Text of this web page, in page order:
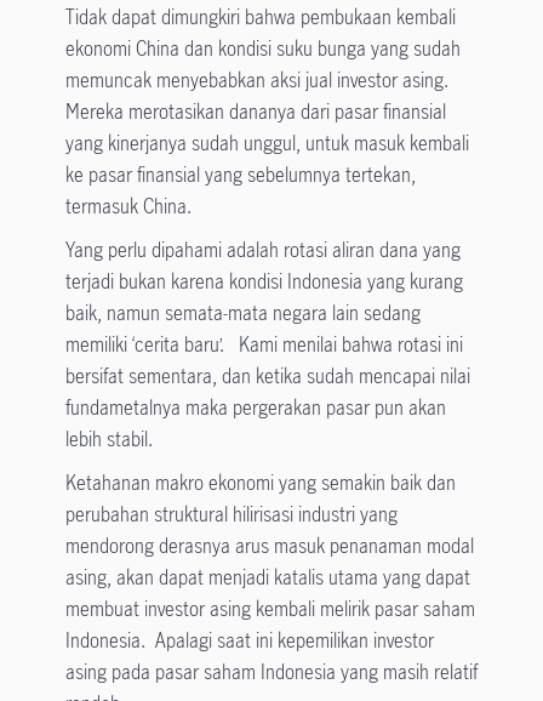
Tidak dapat dimungkiri bahwa pembukaan kembali
ekonomi China dan kondisi suku bunga yang sudah
memuncak menyebabkan aksi jual investor asing.
Mereka merotasikan dananya dari pasar finansial
yang kinerjanya sudah unggul, untuk masuk kembali
ke pasar finansial yang sebelumnya tertekan,
termasuk China.
Yang perlu dipahami adalah rotasi aliran dana yang
terjadi bukan karena kondisi Indonesia yang kurang
baik, namun semata-mata negara lain sedang
memiliki ‘cerita baru’. Kami menilai bahwa rotasi ini
bersifat sementara, dan ketika sudah mencapai nilai
fundametalnya maka pergerakan pasar pun akan
lebih stabil.
Ketahanan makro ekonomi yang semakin baik dan
perubahan struktural hilirisasi industri yang
mendorong derasnya arus masuk penanaman modal
asing, akan dapat menjadi katalis utama yang dapat
membuat investor asing kembali melirik pasar saham
Indonesia. Apalagi saat ini kepemilikan investor
asing pada pasar saham Indonesia yang masih relatif